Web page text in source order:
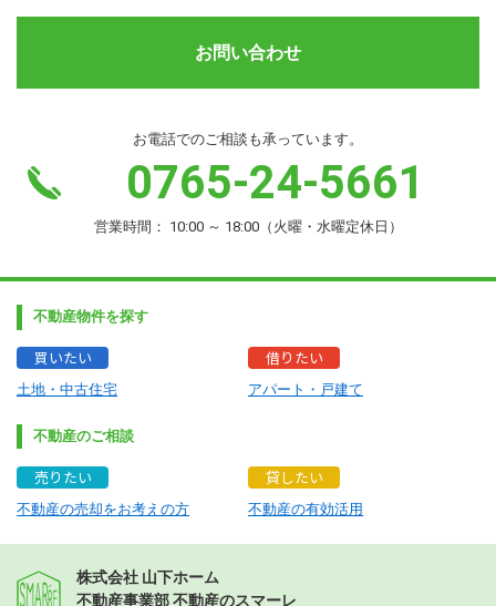
お問い合わせ
お電話でのご相談も承っています。
0765-24-5661
営業時間： 10:00 ～ 18:00（火曜・水曜定休日）
不動産物件を探す
買いたい
土地・中古住宅
借りたい
アパート・戸建て
不動産のご相談
売りたい
不動産の売却をお考えの方
貸したい
不動産の有効活用
株式会社 山下ホーム
不動産事業部 不動産のスマーレ